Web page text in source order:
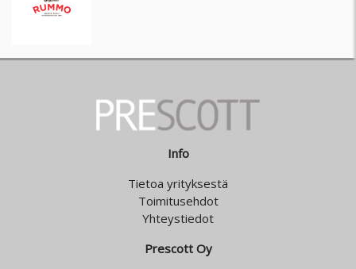
Info
Tietoa yrityksestä
Toimitusehdot
Yhteystiedot
Prescott Oy